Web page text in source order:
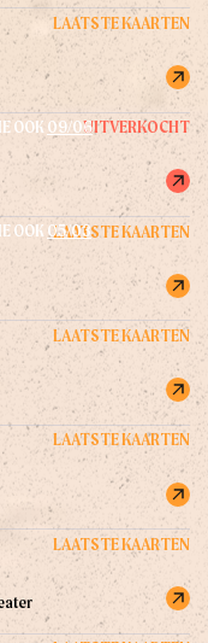
LAATSTE KAARTEN
UITVERKOCHT
OOK 09/06
LAATSTE KAARTEN
OOK 05/03
LAATSTE KAARTEN
LAATSTE KAARTEN
LAATSTE KAARTEN